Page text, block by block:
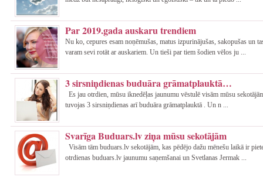
Par 2019.gada auskaru trendiem
Nu ko, cepures esam noņēmušas, matus izpurinājušas, sakopušas un
varam sevi rotāt ar auskariem. Un tieši par tiem šodien vēlos ju ...
3 sirsniņdienas buduāra grāmatplauktā…
Es jau otrdien, mūsu iknedēļas jaunumu vēstulē visām mūsu
tuvojas 3 sirsniņdienas arī buduāra grāmatplauktā . Un n ...
Svarīga Buduars.lv ziņa mūsu sekotājām
Visām tām buduars.lv sekotājām, kas pēdējo dažu mēnešu laikā ir
otrdienas buduars.lv jaunumu saņemšanai un Svetlanas Jermak ...